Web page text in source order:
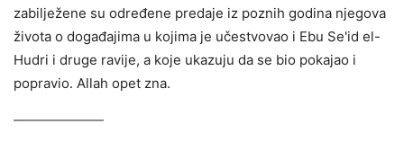
zabilježene su određene predaje iz poznih godina njegova
života o događajima u kojima je učestvovao i Ebu Se'id el-
Hudri i druge ravije, a koje ukazuju da se bio pokajao i
popravio. Allah opet zna.